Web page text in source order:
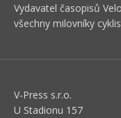
Vydavatel časopisů
všechny milovníky
V-Press s.r.o.
U Stadionu 157